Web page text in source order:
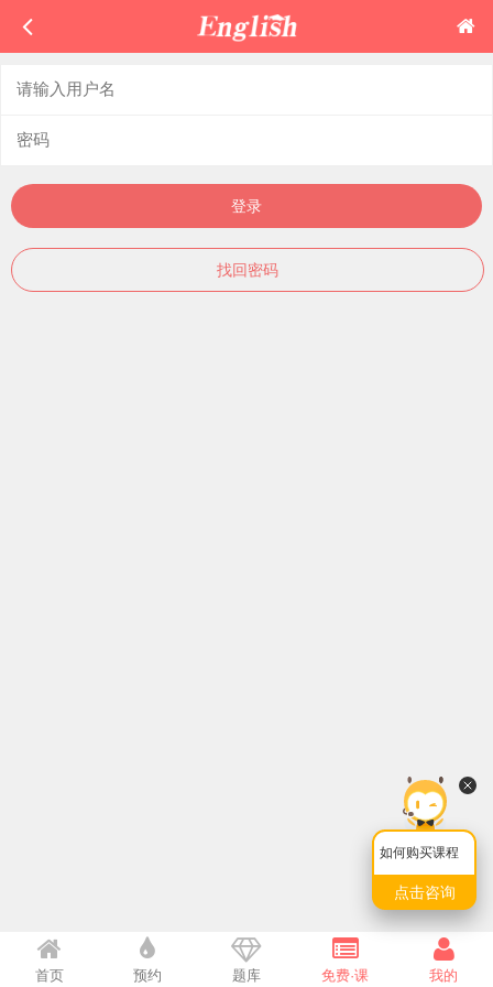
登录
找回密码
如何购买课程
点击咨询
首页 预约 题库 免费·课 我的